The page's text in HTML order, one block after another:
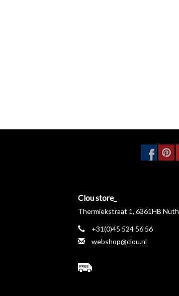
Clou store_
Thermiekstraat 1, 6361HB Nuth
+31(0)45 524 56 56
webshop@clou.nl